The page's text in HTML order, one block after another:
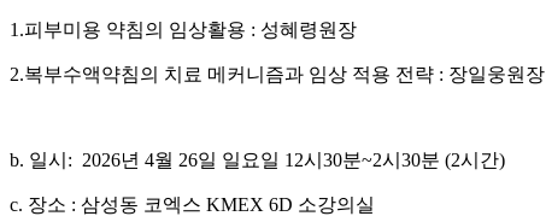
1.피부미용 약침의 임상활용 : 성혜령원장
2.복부수액약침의 치료 메커니즘과 임상 적용 전략 : 장일웅원장
b. 일시: 2026년 4월 26일 일요일 12시30분~2시30분 (2시간)
c. 장소 : 삼성동 코엑스 KMEX 6D 소강의실